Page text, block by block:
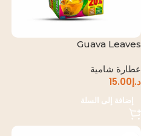
Guava Leaves
عطارة شامية
د.إ15.00
إضافة إلى السلة